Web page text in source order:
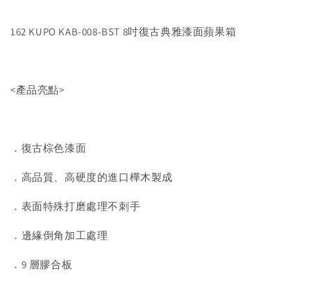
162 KUPO KAB-008-BST 8吋復古典雅漆面蘋果箱
<產品亮點>
．復古棕色漆面
．高品質、高硬度的進口樺木製成
．表面特殊打磨處理不刺手
．邊緣倒角加工處理
．9 層膠合板